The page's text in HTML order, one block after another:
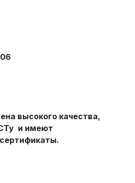
высокого качества,
и имеют